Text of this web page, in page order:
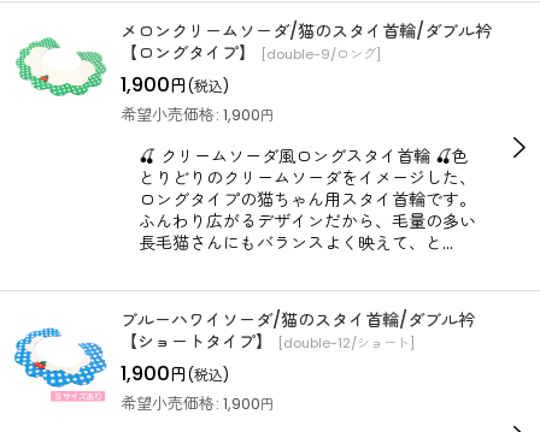
メロンクリームソーダ/猫のスタイ首輪/ダブル衿
【ロングタイプ】
[double-9/ロング]
1,900円(税込)
希望小売価格: 1,900円
🍒 クリームソーダ風ロングスタイ首輪 🍒色
とりどりのクリームソーダをイメージした、
ロングタイプの猫ちゃん用スタイ首輪です。
ふんわり広がるデザインだから、毛量の多い
長毛猫さんにもバランスよく映えて、と…
ブルーハワイソーダ/猫のスタイ首輪/ダブル衿
【ショートタイプ】
[double-12/ショート]
1,900円(税込)
希望小売価格: 1,900円